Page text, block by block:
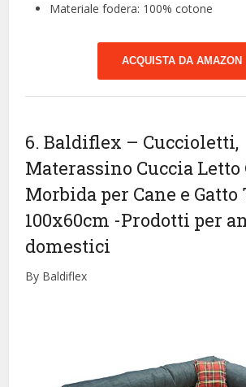
Materiale fodera: 100% cotone
ACQUISTA DA AMAZON
6. Baldiflex – Cuccioletti,
Materassino Cuccia Letto
Morbida per Cane e Gatto
100x60cm -Prodotti per
domestici
By Baldiflex